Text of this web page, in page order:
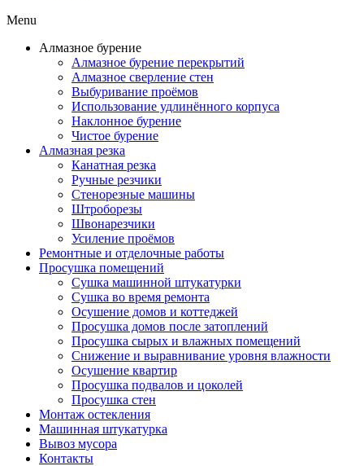
Menu
Алмазное бурение
Алмазное бурение перекрытий
Алмазное сверление стен
Выбуривание проёмов
Использование удлинённого корпуса
Наклонное бурение
Чистое бурение
Алмазная резка
Канатная резка
Ручные резчики
Стенорезные машины
Штроборезы
Швонарезчики
Усиление проёмов
Ремонтные и отделочные работы
Просушка помещений
Сушка машинной штукатурки
Сушка во время ремонта
Осушение домов и коттеджей
Просушка домов после затоплений
Просушка сырых и влажных помещений
Снижение и выравнивание уровня влажности
Осушение квартир
Просушка подвалов и цоколей
Просушка стен
Монтаж остекления
Машинная штукатурка
Вывоз мусора
Контакты